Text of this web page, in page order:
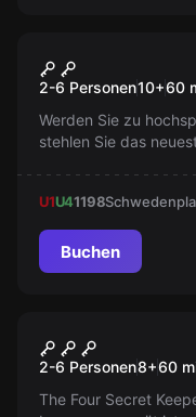
Populär
Die Kunst
2-6 Personen10+60
Werden Sie zu
stehlen Sie das
U1U41198
Buchen
Populär
School of
2-6 Personen8+60
The Four Secret